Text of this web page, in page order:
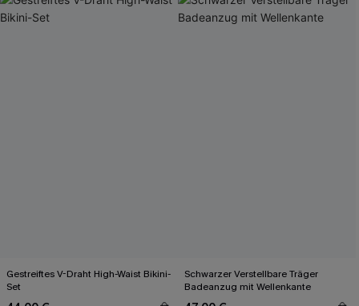
Gestreiftes V-Draht High-Waist Bikini-
Set
Schwarzer Verstellbare Träger
Badeanzug mit Wellenkante